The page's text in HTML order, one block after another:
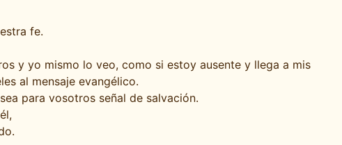
fe.
y yo mismo lo veo, como si estoy ausente y llega a mis
al mensaje evangélico.
para vosotros señal de salvación.